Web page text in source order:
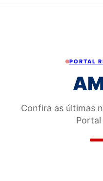
PORTAL
Confira as últimas
Portal